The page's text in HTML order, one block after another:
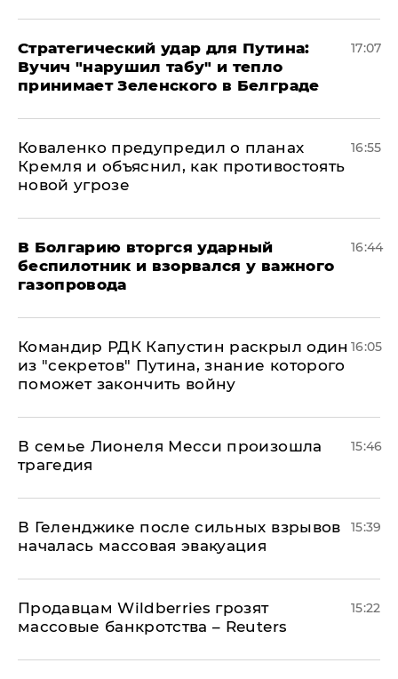
Стратегический удар для Путина:
Вучич "нарушил табу" и тепло
принимает Зеленского в Белграде
17:07
Коваленко предупредил о планах
Кремля и объяснил, как противостоять
новой угрозе
16:55
В Болгарию вторгся ударный
беспилотник и взорвался у важного
газопровода
16:44
Командир РДК Капустин раскрыл один
из "секретов" Путина, знание которого
поможет закончить войну
16:05
В семье Лионеля Месси произошла
трагедия
15:46
В Геленджике после сильных взрывов
началась массовая эвакуация
15:39
Продавцам Wildberries грозят
массовые банкротства – Reuters
15:22